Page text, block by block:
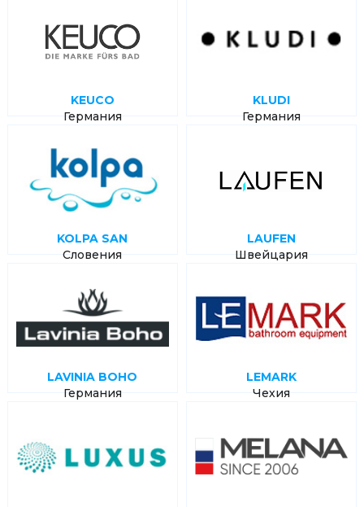
KEUCO
Германия
KLUDI
Германия
KOLPA SAN
Словения
LAUFEN
Швейцария
LAVINIA BOHO
Германия
LEMARK
Чехия